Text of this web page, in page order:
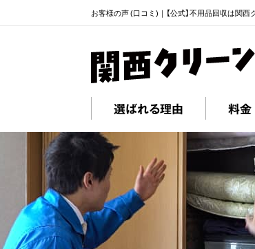
お客様の声 (口コミ)｜【公式】不用品回収は関西
選ばれる理由 料金